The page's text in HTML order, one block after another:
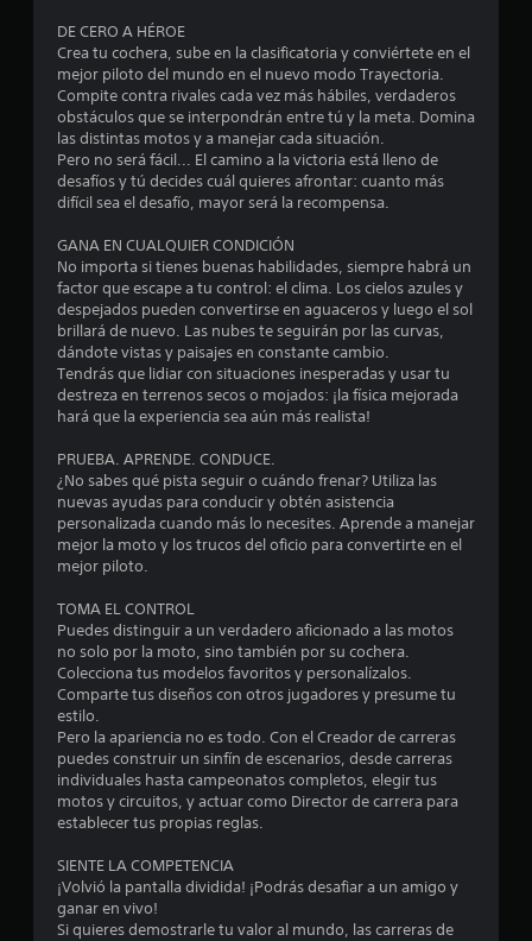
r
e
l
l
s
d
e
c
e
s
t
r
e
l
DE CERO A HÉROE
Crea tu cochera, sube en la clasificatoria y conviértete en el
mejor piloto del mundo en el nuevo modo Trayectoria.
Compite contra rivales cada vez más hábiles, verdaderos
obstáculos que se interpondrán entre tú y la meta. Domina
las distintas motos y a manejar cada situación.
Pero no será fácil... El camino a la victoria está lleno de
desafíos y tú decides cuál quieres afrontar: cuanto más
difícil sea el desafío, mayor será la recompensa.
GANA EN CUALQUIER CONDICIÓN
No importa si tienes buenas habilidades, siempre habrá un
factor que escape a tu control: el clima. Los cielos azules y
despejados pueden convertirse en aguaceros y luego el sol
brillará de nuevo. Las nubes te seguirán por las curvas,
dándote vistas y paisajes en constante cambio.
Tendrás que lidiar con situaciones inesperadas y usar tu
destreza en terrenos secos o mojados: ¡la física mejorada
hará que la experiencia sea aún más realista!
PRUEBA. APRENDE. CONDUCE.
¿No sabes qué pista seguir o cuándo frenar? Utiliza las
nuevas ayudas para conducir y obtén asistencia
personalizada cuando más lo necesites. Aprende a manejar
mejor la moto y los trucos del oficio para convertirte en el
mejor piloto.
TOMA EL CONTROL
Puedes distinguir a un verdadero aficionado a las motos
no solo por la moto, sino también por su cochera.
Colecciona tus modelos favoritos y personalízalos.
Comparte tus diseños con otros jugadores y presume tu
estilo.
Pero la apariencia no es todo. Con el Creador de carreras
puedes construir un sinfín de escenarios, desde carreras
individuales hasta campeonatos completos, elegir tus
motos y circuitos, y actuar como Director de carrera para
establecer tus propias reglas.
SIENTE LA COMPETENCIA
¡Volvió la pantalla dividida! ¡Podrás desafiar a un amigo y
ganar en vivo!
Si quieres demostrarle tu valor al mundo, las carreras de